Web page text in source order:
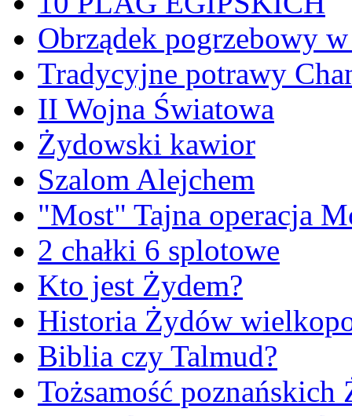
Obrządek pogrzebowy
Tradycyjne potrawy
II Wojna Światowa
Żydowski kawior
Szalom Alejchem
"Most" Tajna operacja
2 chałki 6 splotowe
Kto jest Żydem?
Historia Żydów
Biblia czy Talmud?
Tożsamość poznańskich